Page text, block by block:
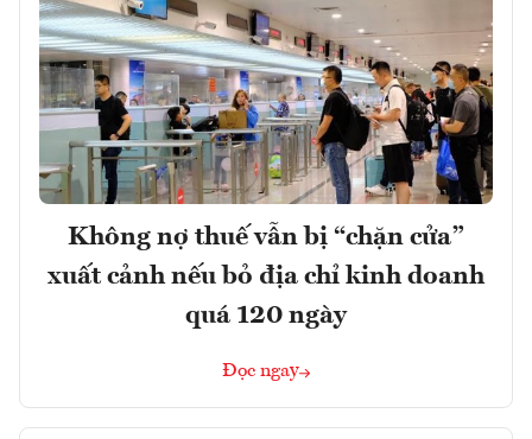
Không nợ thuế vẫn bị “chặn cửa”
xuất cảnh nếu bỏ địa chỉ kinh doanh
quá 120 ngày
Đọc ngay